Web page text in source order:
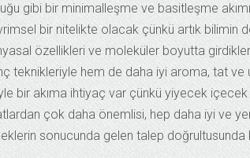
gibi bir minimalleşme ve basitleşme
bir nitelikte olacak çünkü artık bilimin
özellikleri ve moleküler boyutta
teknikleriyle hem de daha iyi aroma, tat
bir akıma ihtiyaç var çünkü yiyecek
çok daha önemlisi, hep daha iyi ve
sonucunda gelen talep doğrultusunda